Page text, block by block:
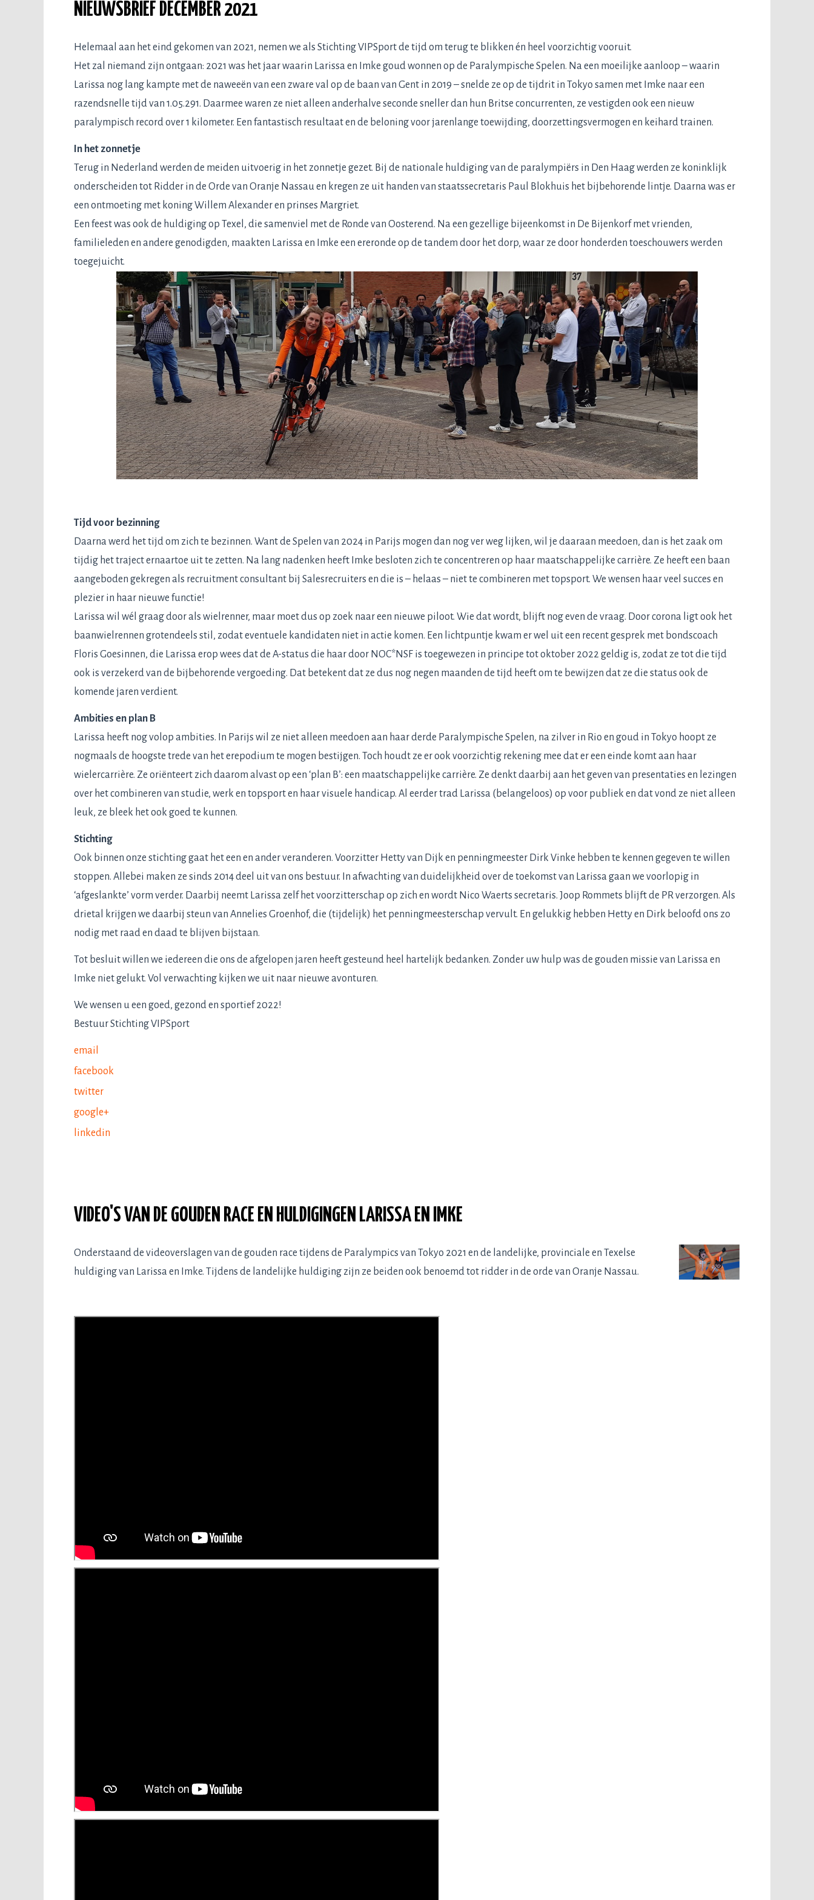
NIEUWSBRIEF DECEMBER 2021
Helemaal aan het eind gekomen van 2021, nemen we als Stichting VIPSport de tijd om terug te blikken én heel voorzichtig vooruit.
Het zal niemand zijn ontgaan: 2021 was het jaar waarin Larissa en Imke goud wonnen op de Paralympische Spelen. Na een moeilijke aanloop – waarin
Larissa nog lang kampte met de naweeën van een zware val op de baan van Gent in 2019 – snelde ze op de tijdrit in Tokyo samen met Imke naar een
razendsnelle tijd van 1.05.291. Daarmee waren ze niet alleen anderhalve seconde sneller dan hun Britse concurrenten, ze vestigden ook een nieuw
paralympisch record over 1 kilometer. Een fantastisch resultaat en de beloning voor jarenlange toewijding, doorzettingsvermogen en keihard trainen.
In het zonnetje
Terug in Nederland werden de meiden uitvoerig in het zonnetje gezet. Bij de nationale huldiging van de paralympiërs in Den Haag werden ze koninklijk
onderscheiden tot Ridder in de Orde van Oranje Nassau en kregen ze uit handen van staatssecretaris Paul Blokhuis het bijbehorende lintje. Daarna was er
een ontmoeting met koning Willem Alexander en prinses Margriet.
Een feest was ook de huldiging op Texel, die samenviel met de Ronde van Oosterend. Na een gezellige bijeenkomst in De Bijenkorf met vrienden,
familieleden en andere genodigden, maakten Larissa en Imke een ereronde op de tandem door het dorp, waar ze door honderden toeschouwers werden
toegejuicht.
Tijd voor bezinning
Daarna werd het tijd om zich te bezinnen. Want de Spelen van 2024 in Parijs mogen dan nog ver weg lijken, wil je daaraan meedoen, dan is het zaak om
tijdig het traject ernaartoe uit te zetten. Na lang nadenken heeft Imke besloten zich te concentreren op haar maatschappelijke carrière. Ze heeft een baan
aangeboden gekregen als recruitment consultant bij Salesrecruiters en die is – helaas – niet te combineren met topsport. We wensen haar veel succes en
plezier in haar nieuwe functie!
Larissa wil wél graag door als wielrenner, maar moet dus op zoek naar een nieuwe piloot. Wie dat wordt, blijft nog even de vraag. Door corona ligt ook het
baanwielrennen grotendeels stil, zodat eventuele kandidaten niet in actie komen. Een lichtpuntje kwam er wel uit een recent gesprek met bondscoach
Floris Goesinnen, die Larissa erop wees dat de A-status die haar door NOC*NSF is toegewezen in principe tot oktober 2022 geldig is, zodat ze tot die tijd
ook is verzekerd van de bijbehorende vergoeding. Dat betekent dat ze dus nog negen maanden de tijd heeft om te bewijzen dat ze die status ook de
komende jaren verdient.
Ambities en plan B
Larissa heeft nog volop ambities. In Parijs wil ze niet alleen meedoen aan haar derde Paralympische Spelen, na zilver in Rio en goud in Tokyo hoopt ze
nogmaals de hoogste trede van het erepodium te mogen bestijgen. Toch houdt ze er ook voorzichtig rekening mee dat er een einde komt aan haar
wielercarrière. Ze oriënteert zich daarom alvast op een ‘plan B’: een maatschappelijke carrière. Ze denkt daarbij aan het geven van presentaties en lezingen
over het combineren van studie, werk en topsport en haar visuele handicap. Al eerder trad Larissa (belangeloos) op voor publiek en dat vond ze niet alleen
leuk, ze bleek het ook goed te kunnen.
Stichting
Ook binnen onze stichting gaat het een en ander veranderen. Voorzitter Hetty van Dijk en penningmeester Dirk Vinke hebben te kennen gegeven te willen
stoppen. Allebei maken ze sinds 2014 deel uit van ons bestuur. In afwachting van duidelijkheid over de toekomst van Larissa gaan we voorlopig in
‘afgeslankte’ vorm verder. Daarbij neemt Larissa zelf het voorzitterschap op zich en wordt Nico Waerts secretaris. Joop Rommets blijft de PR verzorgen. Als
drietal krijgen we daarbij steun van Annelies Groenhof, die (tijdelijk) het penningmeesterschap vervult. En gelukkig hebben Hetty en Dirk beloofd ons zo
nodig met raad en daad te blijven bijstaan.
Tot besluit willen we iedereen die ons de afgelopen jaren heeft gesteund heel hartelijk bedanken. Zonder uw hulp was de gouden missie van Larissa en
Imke niet gelukt. Vol verwachting kijken we uit naar nieuwe avonturen.
We wensen u een goed, gezond en sportief 2022!
Bestuur Stichting VIPSport
email
facebook
twitter
google+
linkedin
VIDEO'S VAN DE GOUDEN RACE EN HULDIGINGEN LARISSA EN IMKE
Onderstaand de videoverslagen van de gouden race tijdens de Paralympics van Tokyo 2021 en de landelijke, provinciale en Texelse
huldiging van Larissa en Imke. Tijdens de landelijke huldiging zijn ze beiden ook benoemd tot ridder in de orde van Oranje Nassau.